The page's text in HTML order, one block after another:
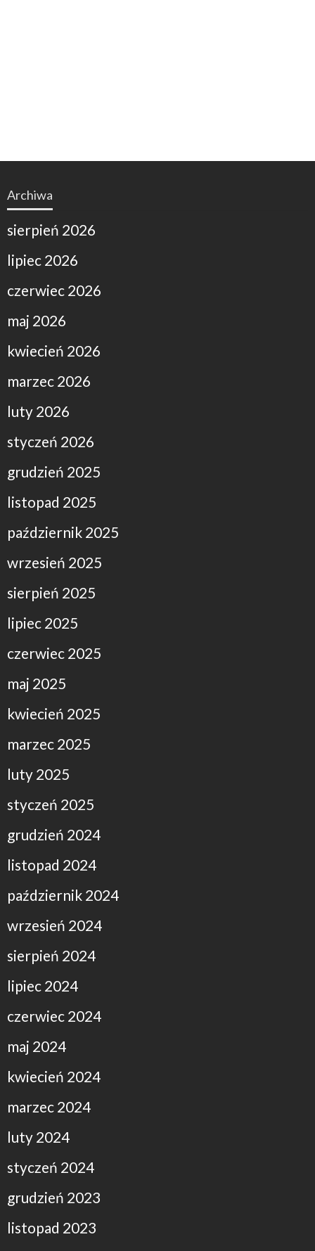
Archiwa
sierpień 2026
lipiec 2026
czerwiec 2026
maj 2026
kwiecień 2026
marzec 2026
luty 2026
styczeń 2026
grudzień 2025
listopad 2025
październik 2025
wrzesień 2025
sierpień 2025
lipiec 2025
czerwiec 2025
maj 2025
kwiecień 2025
marzec 2025
luty 2025
styczeń 2025
grudzień 2024
listopad 2024
październik 2024
wrzesień 2024
sierpień 2024
lipiec 2024
czerwiec 2024
maj 2024
kwiecień 2024
marzec 2024
luty 2024
styczeń 2024
grudzień 2023
listopad 2023